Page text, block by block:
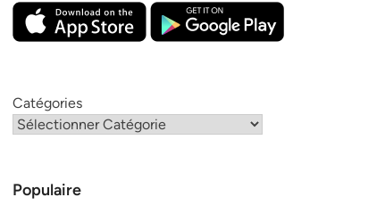
Catégories
Populaire